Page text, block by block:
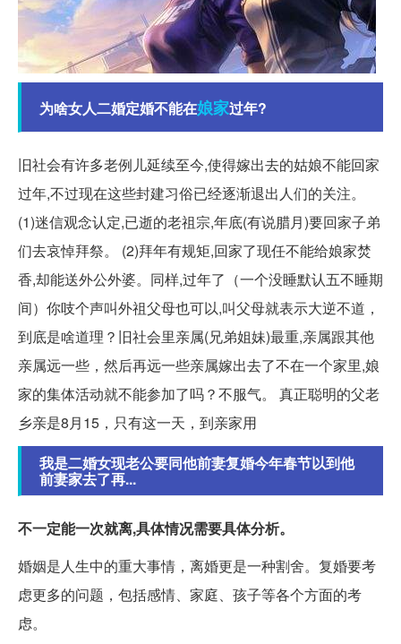
为啥女人二婚定婚不能在娘家过年?
旧社会有许多老例儿延续至今,使得嫁出去的姑娘不能回家
过年,不过现在这些封建习俗已经逐渐退出人们的关注。
(1)迷信观念认定,已逝的老祖宗,年底(有说腊月)要回家子弟
们去哀悼拜祭。 (2)拜年有规矩,回家了现任不能给娘家焚
香,却能送外公外婆。同样,过年了（一个没睡默认五不睡期
间）你吱个声叫外祖父母也可以,叫父母就表示大逆不道，
到底是啥道理？旧社会里亲属(兄弟姐妹)最重,亲属跟其他
亲属远一些，然后再远一些亲属嫁出去了不在一个家里,娘
家的集体活动就不能参加了吗？不服气。 真正聪明的父老
乡亲是8月15，只有这一天，到亲家用
我是二婚女现老公要同他前妻复婚今年春节以到他
前妻家去了再...
不一定能一次就离,具体情况需要具体分析。
婚姻是人生中的重大事情，离婚更是一种割舍。复婚要考
虑更多的问题，包括感情、家庭、孩子等各个方面的考
虑。